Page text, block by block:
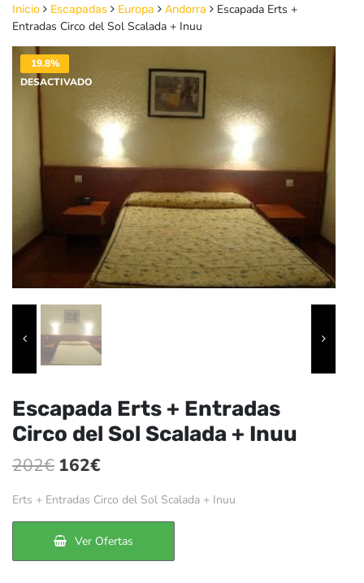
Inicio Escapadas Europa Andorra
Escapada Erts +
Entradas Circo del Sol Scalada + Inuu
19.8%
DESACTIVADO
Escapada Erts + Entradas
Circo del Sol Scalada + Inuu
202€ El
precio
era:
202€.
162€
precio
es:
162€.
Erts + Entradas Circo del Sol Scalada + Inuu
Ver Ofertas